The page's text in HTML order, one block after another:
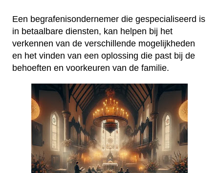
Een begrafenisondernemer die gespecialiseerd is
in betaalbare diensten, kan helpen bij het
verkennen van de verschillende mogelijkheden
en het vinden van een oplossing die past bij de
behoeften en voorkeuren van de familie.